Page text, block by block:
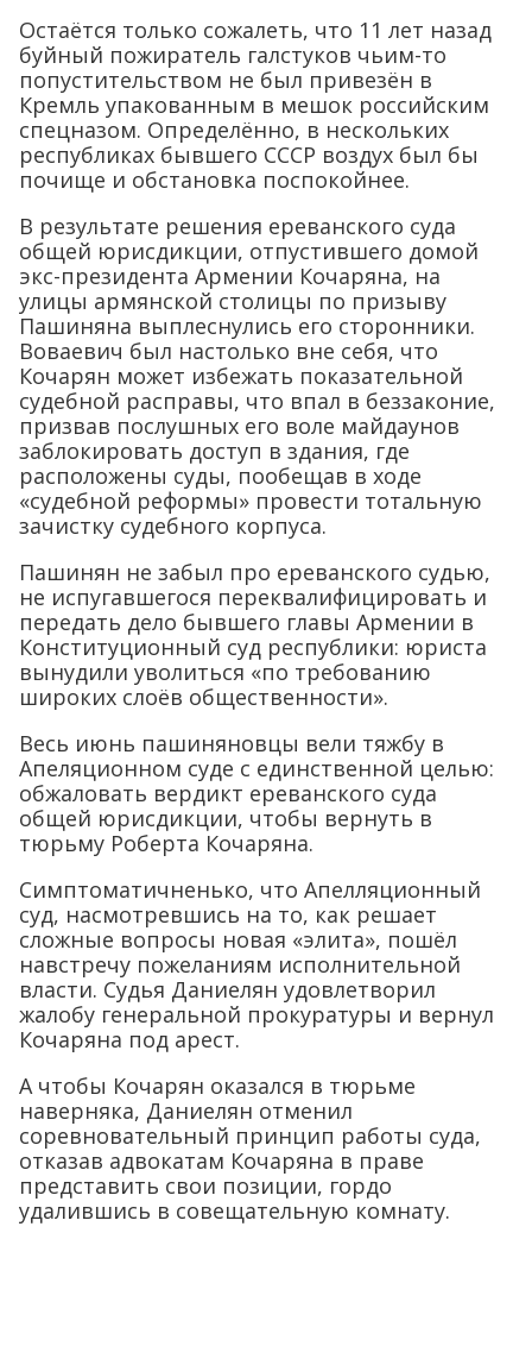
Остаётся только сожалеть, что 11 лет назад
буйный пожиратель галстуков чьим-то
попустительством не был привезён в
Кремль упакованным в мешок российским
спецназом. Определённо, в нескольких
республиках бывшего СССР воздух был бы
почище и обстановка поспокойнее.
В результате решения ереванского суда
общей юрисдикции, отпустившего домой
экс-президента Армении Кочаряна, на
улицы армянской столицы по призыву
Пашиняна выплеснулись его сторонники.
Воваевич был настолько вне себя, что
Кочарян может избежать показательной
судебной расправы, что впал в беззаконие,
призвав послушных его воле майдаунов
заблокировать доступ в здания, где
расположены суды, пообещав в ходе
«судебной реформы» провести тотальную
зачистку судебного корпуса.
Пашинян не забыл про ереванского судью,
не испугавшегося переквалифицировать и
передать дело бывшего главы Армении в
Конституционный суд республики: юриста
вынудили уволиться «по требованию
широких слоёв общественности».
Весь июнь пашиняновцы вели тяжбу в
Апеляционном суде с единственной целью:
обжаловать вердикт ереванского суда
общей юрисдикции, чтобы вернуть в
тюрьму Роберта Кочаряна.
Симптоматичненько, что Апелляционный
суд, насмотревшись на то, как решает
сложные вопросы новая «элита», пошёл
навстречу пожеланиям исполнительной
власти. Судья Даниелян удовлетворил
жалобу генеральной прокуратуры и вернул
Кочаряна под арест.
А чтобы Кочарян оказался в тюрьме
наверняка, Даниелян отменил
соревновательный принцип работы суда,
отказав адвокатам Кочаряна в праве
представить свои позиции, гордо
удалившись в совещательную комнату.